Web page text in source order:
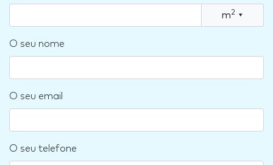
m2 ▾
O seu nome
O seu email
O seu telefone